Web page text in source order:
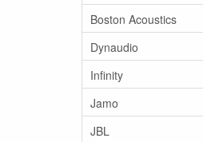
Boston Acoustics
Dynaudio
Infinity
Jamo
JBL